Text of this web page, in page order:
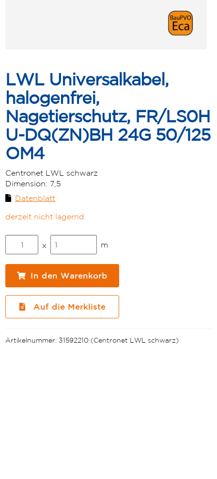
LWL Universalkabel,
halogenfrei,
Nagetierschutz, FR/LS0H
U-DQ(ZN)BH 24G 50/125
OM4
Centronet LWL schwarz
Dimension: 7,5
Datenblatt
derzeit nicht lagernd
Universalkabel,
Nagetierschutz,
FR/LS0H
U-
DQ(ZN)BH
24G
OM4
x m
In den Warenkorb
Auf die Merkliste
Artikelnummer: 31592210 (Centronet LWL schwarz)